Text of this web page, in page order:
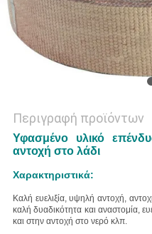
Περιγραφή προϊόντων
Υφασμένο υλικό
αντοχή στο λάδι
Χαρακτηριστικά:
Καλή ευελιξία, υψηλή αντοχή,
καλή δυαδικότητα και αναστομία,
και στην αντοχή στο νερό κλπ.